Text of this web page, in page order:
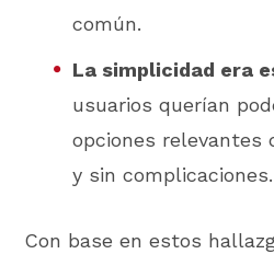
común.
La simplicidad era
usuarios querían
opciones relevantes
y sin complicaciones.
Con base en estos